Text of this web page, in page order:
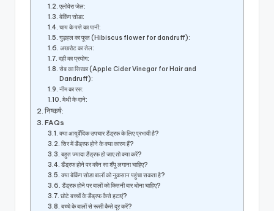
एलोवेरा जेल:
बेकिंग सोडा:
चाय के पत्ते का पानी:
गुड़हल का फूल (Hibiscus flower for dandruff):
अखरोट का तेल:
दही का प्रयोग:
सेब का सिरका (Apple Cider Vinegar for Hair and
Dandruff):
नीम का रस:
मेथी के दाने:
निष्कर्ष:
FAQs
क्या आयुर्वेदिक उपचार डैंड्रफ के लिए प्रभावी है?
सिर में डैंड्रफ होने के क्या कारण हैं?
बहुत ज्यादा डैंड्रफ हो जाए तो क्या करें?
डैंड्रफ होने पर कौन सा शैंपू लगाना चाहिए?
क्या बेकिंग सोडा बालों को नुकसान पहुंचा सकता है?
डैंड्रफ होने पर बालों को कितनी बार धोना चाहिए?
छोटे बच्चों के डैंड्रफ कैसे हटाएं?
बच्चे के बालों से रूसी कैसे दूर करें?